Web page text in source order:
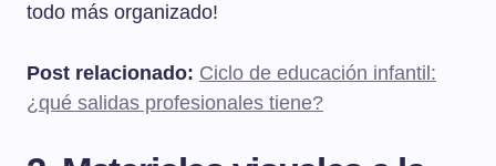
todo más organizado!
Post relacionado: Ciclo de educación infantil:
¿qué salidas profesionales tiene?